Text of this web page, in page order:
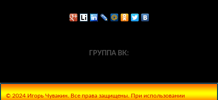
ГРУППА ВК:
© 2024 Игорь Чувакин. Все права защищены. При использовании